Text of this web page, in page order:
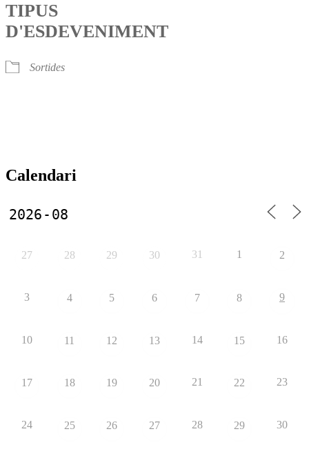
TIPUS
D'ESDEVENIMENT
Sortides
Calendari
27 28 29 30 31 1 2
3 4 5 6 7 8 9
10 11 12 13 14 15 16
17 18 19 20 21 22 23
24 25 26 27 28 29 30